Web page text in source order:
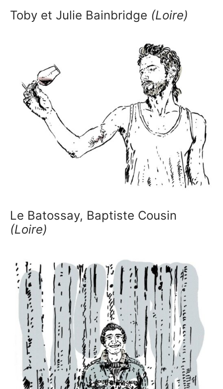
Toby et Julie Bainbridge (Loire)
Le Batossay, Baptiste Cousin
(Loire)